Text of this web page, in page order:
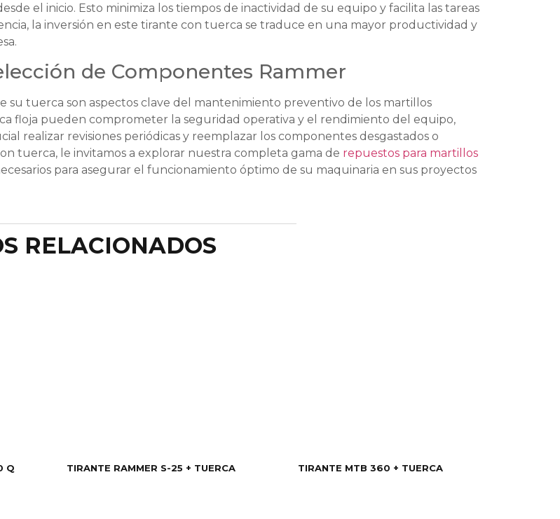
el inicio. Esto minimiza los tiempos de inactividad de su equipo y facilita las tareas
la inversión en este tirante con tuerca se traduce en una mayor productividad y
de Componentes Rammer
su tuerca son aspectos clave del mantenimiento preventivo de los martillos
floja pueden comprometer la seguridad operativa y el rendimiento del equipo,
realizar revisiones periódicas y reemplazar los componentes desgastados o
tuerca, le invitamos a explorar nuestra completa gama de repuestos para martillos
para asegurar el funcionamiento óptimo de su maquinaria en sus proyectos
RELACIONADOS
Q TIRANTE RAMMER S-25 + TUERCA TIRANTE MTB 360 + TUERCA